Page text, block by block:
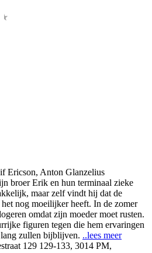
Ericson, Anton Glanzelius
broer Erik en hun terminaal zieke
maar zelf vindt hij dat de
nog moeilijker heeft. In de zomer
omdat zijn moeder moet rusten.
figuren tegen die hem ervaringen
zullen bijblijven. ..lees meer
129 129-133, 3014 PM,